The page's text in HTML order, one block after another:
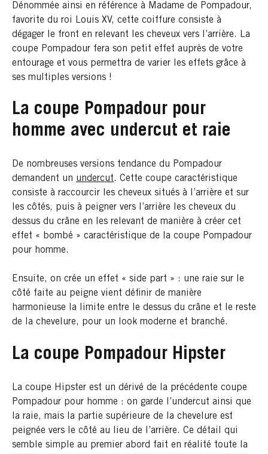
Dénommée ainsi en référence à Madame de Pompadour,
favorite du roi Louis XV, cette coiffure consiste à
dégager le front en relevant les cheveux vers l’arrière. La
coupe Pompadour fera son petit effet auprès de votre
entourage et vous permettra de varier les effets grâce à
ses multiples versions !
La coupe Pompadour pour
homme avec undercut et raie
De nombreuses versions tendance du Pompadour
demandent un undercut. Cette coupe caractéristique
consiste à raccourcir les cheveux situés à l’arrière et sur
les côtés, puis à peigner vers l’arrière les cheveux du
dessus du crâne en les relevant de manière à créer cet
effet « bombé » caractéristique de la coupe Pompadour
pour homme.
Ensuite, on crée un effet « side part » : une raie sur le
côté faite au peigne vient définir de manière
harmonieuse la limite entre le dessus du crâne et le reste
de la chevelure, pour un look moderne et branché.
La coupe Pompadour Hipster
La coupe Hipster est un dérivé de la précédente coupe
Pompadour pour homme : on garde l’undercut ainsi que
la raie, mais la partie supérieure de la chevelure est
peignée vers le côté au lieu de l’arrière. Ce détail qui
semble simple au premier abord fait en réalité toute la